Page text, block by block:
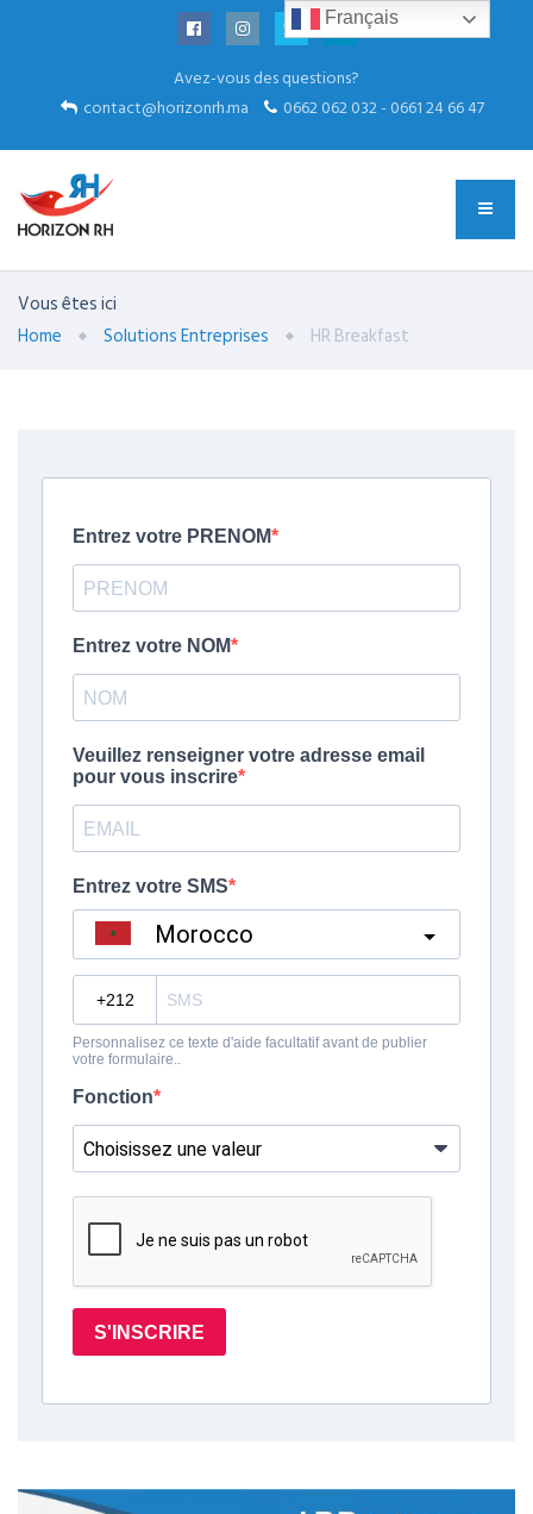
Avez-vous des questions?
contact@horizonrh.ma
0662 062 032 - 0661 24 66 47
Vous êtes ici
Home
Solutions Entreprises HR Breakfast
Français